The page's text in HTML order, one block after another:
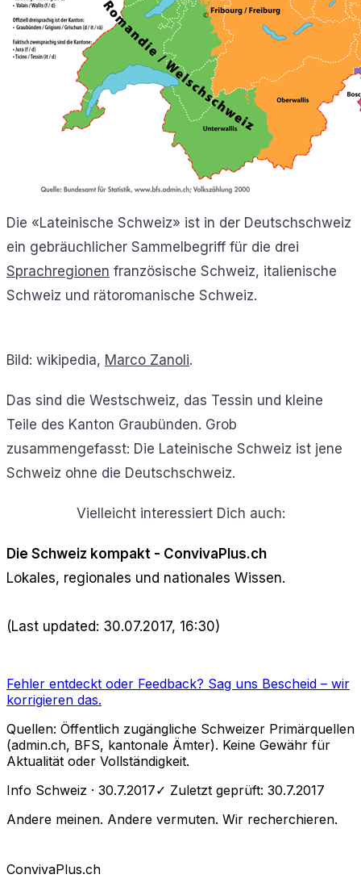
Die «Lateinische Schweiz» ist in der Deutschschweiz
ein gebräuchlicher Sammelbegriff für die drei
Sprachregionen französische Schweiz, italienische
Schweiz und rätoromanische Schweiz.
Bild: wikipedia, Marco Zanoli.
Das sind die Westschweiz, das Tessin und kleine
Teile des Kanton Graubünden. Grob
zusammengefasst: Die Lateinische Schweiz ist jene
Schweiz ohne die Deutschschweiz.
Vielleicht interessiert Dich auch:
Die Schweiz kompakt - ConvivaPlus.ch
Lokales, regionales und nationales Wissen.
(Last updated: 30.07.2017, 16:30)
Fehler entdeckt oder Feedback? Sag uns Bescheid – wir
korrigieren das.
Quellen: Öffentlich zugängliche Schweizer Primärquellen
(admin.ch, BFS, kantonale Ämter). Keine Gewähr für
Aktualität oder Vollständigkeit.
Info Schweiz · 30.7.2017✓ Zuletzt geprüft: 30.7.2017
Andere meinen. Andere vermuten. Wir recherchieren.
ConvivaPlus.ch